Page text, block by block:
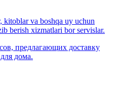
va boshqa uy uchun
berish xizmatlari bor servislar.
предлагающих доставку
дома.